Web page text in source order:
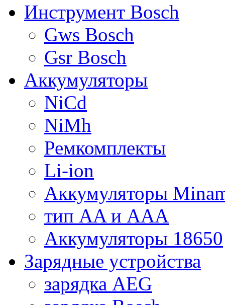
Инструмент Bosch
Gws Bosch
Gsr Bosch
Аккумуляторы
NiCd
NiMh
Ремкомплекты
Li-ion
Аккумуляторы
тип AA и AAA
Аккумуляторы 18650
Зарядные устройства
зарядка AEG